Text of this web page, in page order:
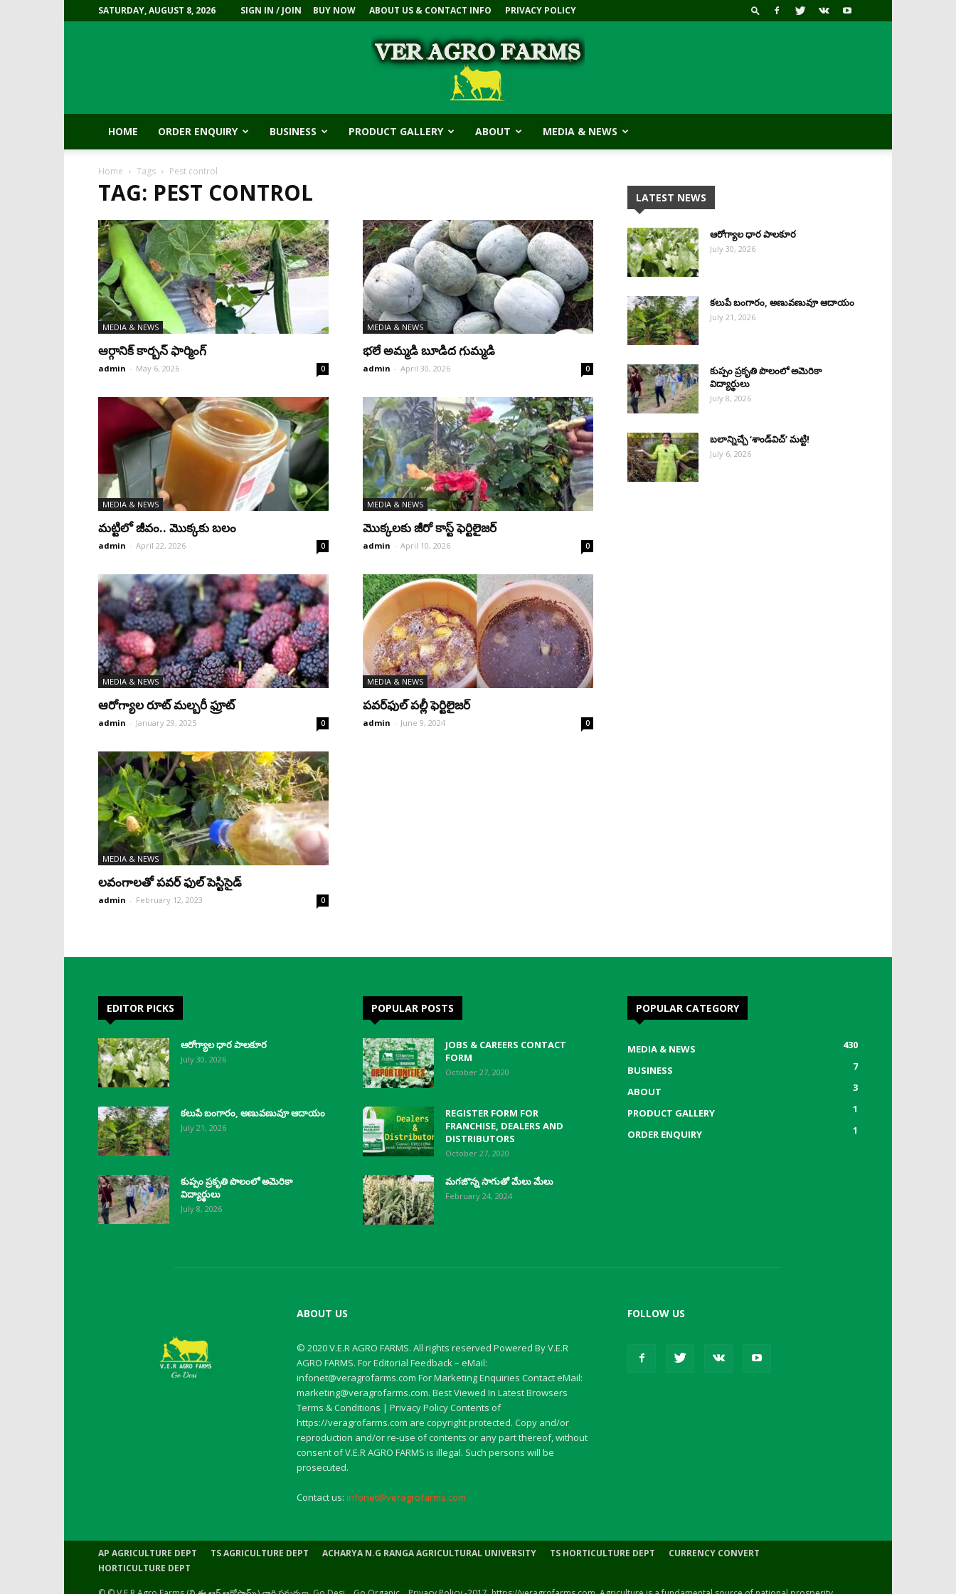
SATURDAY, AUGUST 8, 2026 SIGN IN / JOIN BUY NOW ABOUT US & CONTACT INFO PRIVACY POLICY
V.E.R
Agro
Farms
HOME ORDER ENQUIRY BUSINESS PRODUCT GALLERY ABOUT MEDIA & NEWS
Home Tags Pest control
TAG: PEST CONTROL
MEDIA & NEWS
ఆర్గానిక్‌ కార్బన్ ఫార్మింగ్‌
admin - May 6, 2026 0
MEDIA & NEWS
భలే అమ్మడి బూడిద గుమ్మడి
admin - April 30, 2026 0
MEDIA & NEWS
మట్టిలో జీవం.. మొక్కకు బలం
admin - April 22, 2026 0
MEDIA & NEWS
మొక్కలకు జీరో కాస్ట్‌ ఫెర్టిలైజర్‌
admin - April 10, 2026 0
MEDIA & NEWS
ఆరోగ్యాల రూట్‌ మల్బరీ ఫ్రూట్‌
admin - January 29, 2025 0
MEDIA & NEWS
పవర్‌ఫుల్‌ పల్లీ ఫెర్టిలైజర్‌
admin - June 9, 2024 0
MEDIA & NEWS
లవంగాలతో పవర్‌ ఫుల్‌ పెస్టిసైడ్‌
admin - February 12, 2023 0
LATEST NEWS
ఆరోగ్యాల ధార పాలకూర
July 30, 2026
కలుపే బంగారం, అణువణువూ ఆదాయం
July 21, 2026
కుప్పం ప్రకృతి పొలంలో అమెరికా
విద్యార్థులు
July 8, 2026
బలాన్నిచ్చే ‘శాండ్‌విచ్‌’ మట్టి!
July 6, 2026
EDITOR PICKS
ఆరోగ్యాల ధార పాలకూర
July 30, 2026
కలుపే బంగారం, అణువణువూ ఆదాయం
July 21, 2026
కుప్పం ప్రకృతి పొలంలో అమెరికా
విద్యార్థులు
July 8, 2026
POPULAR POSTS
JOBS & CAREERS CONTACT
FORM
October 27, 2020
REGISTER FORM FOR
FRANCHISE, DEALERS AND
DISTRIBUTORS
October 27, 2020
మగజొన్న సాగుతో మేలు మేలు
February 24, 2024
POPULAR CATEGORY
MEDIA & NEWS
430
BUSINESS
7
ABOUT
3
PRODUCT GALLERY
1
ORDER ENQUIRY
1
ABOUT US
© 2020 V.E.R AGRO FARMS. All rights reserved Powered By V.E.R
AGRO FARMS. For Editorial Feedback – eMail:
infonet@veragrofarms.com For Marketing Enquiries Contact eMail:
marketing@veragrofarms.com. Best Viewed In Latest Browsers
Terms & Conditions | Privacy Policy Contents of
https://veragrofarms.com are copyright protected. Copy and/or
reproduction and/or re-use of contents or any part thereof, without
consent of V.E.R AGRO FARMS is illegal. Such persons will be
prosecuted.
Contact us: infonet@veragrofarms.com
FOLLOW US
AP AGRICULTURE DEPT TS AGRICULTURE DEPT ACHARYA N.G RANGA AGRICULTURAL UNIVERSITY TS HORTICULTURE DEPT
CURRENCY CONVERT
HORTICULTURE DEPT